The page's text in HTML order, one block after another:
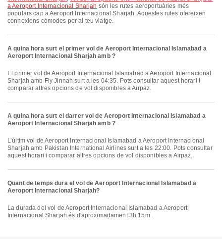
a Aeroport Internacional Sharjah són les rutes aeroportuàries més
populars cap a Aeroport Internacional Sharjah. Aquestes rutes ofereixen
connexions còmodes per al teu viatge.
A quina hora surt el primer vol de Aeroport Internacional Islamabad a
Aeroport Internacional Sharjah amb ?
El primer vol de Aeroport Internacional Islamabad a Aeroport Internacional
Sharjah amb Fly Jinnah surt a les 04:35. Pots consultar aquest horari i
comparar altres opcions de vol disponibles a Airpaz.
A quina hora surt el darrer vol de Aeroport Internacional Islamabad a
Aeroport Internacional Sharjah amb ?
L’últim vol de Aeroport Internacional Islamabad a Aeroport Internacional
Sharjah amb Pakistan International Airlines surt a les 22:00. Pots consultar
aquest horari i comparar altres opcions de vol disponibles a Airpaz.
Quant de temps dura el vol de Aeroport Internacional Islamabad a
Aeroport Internacional Sharjah?
La durada del vol de Aeroport Internacional Islamabad a Aeroport
Internacional Sharjah és d'aproximadament 3h 15m.